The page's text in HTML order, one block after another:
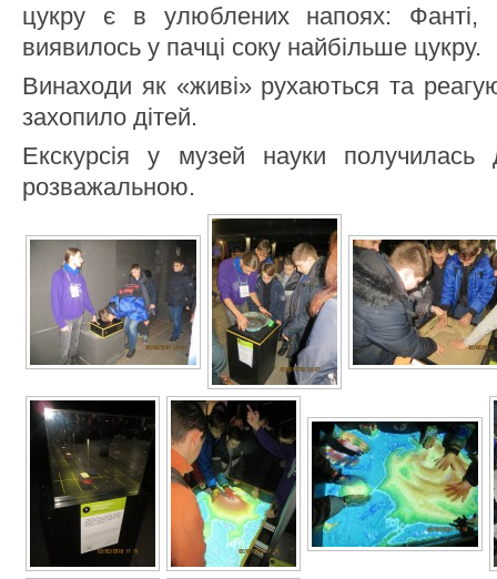
цукру є в улюблених напоях: Фанті,
виявилось у пачці соку найбільше цукру.
Винаходи як «живі» рухаються та
захопило дітей.
Екскурсія у музей науки получилась
розважальною.